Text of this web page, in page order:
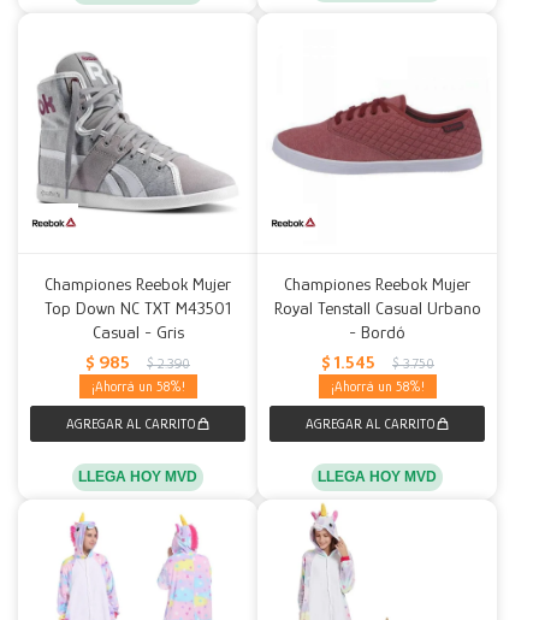
Championes Reebok Mujer
Top Down NC TXT M43501
Casual - Gris
$ 985 $ 2.390
58
LLEGA HOY MVD
Championes Reebok Mujer
Royal Tenstall Casual Urbano
- Bordó
$ 1.545 $ 3.750
58
LLEGA HOY MVD